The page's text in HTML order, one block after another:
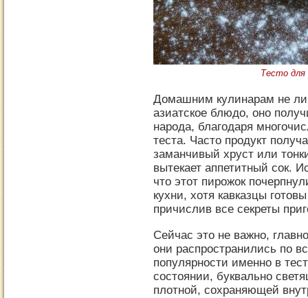
Тесто для
Домашним кулинарам не
азиатское блюдо, оно
народа, благодаря
теста. Часто продукт
заманчивый хруст или
вытекает аппетитный сок.
что этот пирожок
кухни, хотя кавказцы
причислив все секреты
Сейчас это не важно,
они распространились по
популярности именно в
состоянии, буквально
плотной, сохраняющей